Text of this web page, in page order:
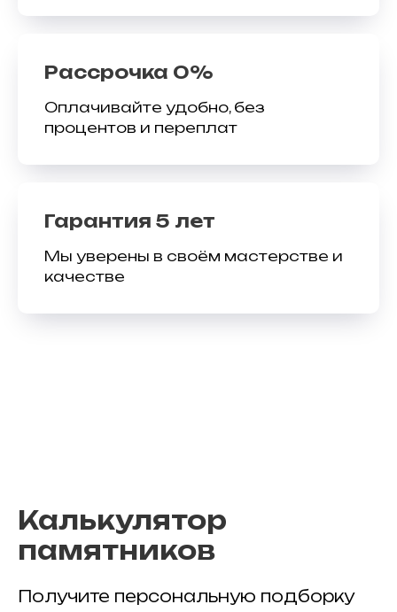
Рассрочка 0%
Оплачивайте удобно, без
процентов и переплат
Гарантия 5 лет
Мы уверены в своём мастерстве и
качестве
Калькулятор
памятников
Получите персональную подборку